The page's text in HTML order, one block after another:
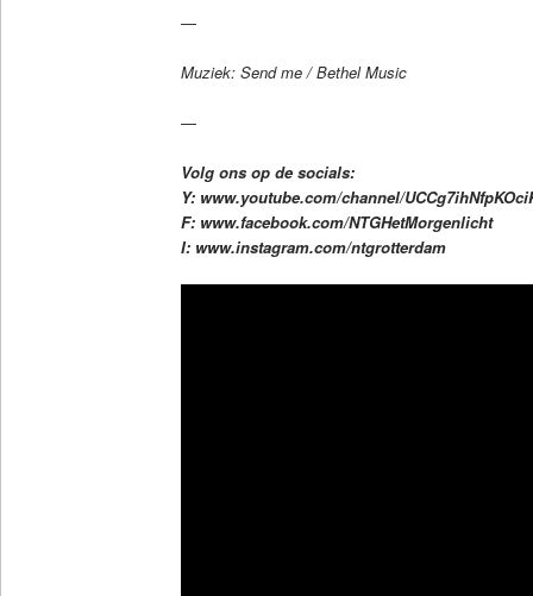
—
Muziek: Send me / Bethel Music
—
Volg ons op de socials:
Y: www.youtube.com/channel/
F: www.facebook.com/NTGHetMorgenlicht
I: www.instagram.com/ntgrotterdam